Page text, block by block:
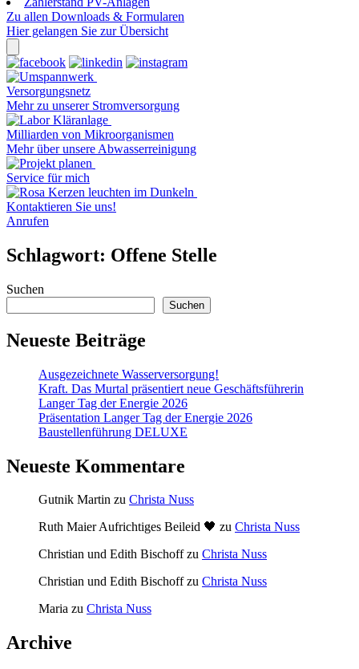
Zu allen Downloads & Formularen
Hier gelangen Sie zur Übersicht
Versorgungsnetz
Mehr zu unserer Stromversorgung
Milliarden von Mikroorganismen
Mehr über unsere Abwasserreinigung
Service für mich
Kontaktieren Sie uns!
Anrufen
Schlagwort: Offene Stelle
Suchen
Suchen
Neueste Beiträge
Ausgezeichnete Wasserversorgung!
Kraft. Das Murtal präsentiert neue Geschäftsführerin
Langer Tag der Energie 2026
Präsentation Langer Tag der Energie 2026
Baustellenführung DELUXE
Neueste Kommentare
Gutnik Martin zu Christa Nuss
Ruth Maier Aufrichtiges Beileid 🖤 zu Christa Nuss
Christian und Edith Bischoffzu Christa Nuss
Christian und Edith Bischoffzu Christa Nuss
Maria zu Christa Nuss
Archive